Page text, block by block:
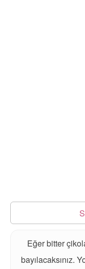
Eğer bitter
bayılacaksınız.